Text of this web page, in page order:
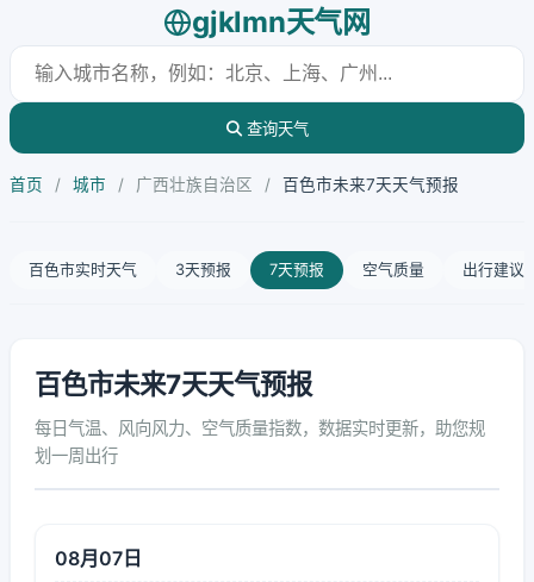
gjklmn天气网
查询天气
首页 / 城市 / 广西壮族自治区 / 百色市未来7天天气预报
百色市实时天气 3天预报 7天预报 空气质量 出行建议
百色市未来7天天气预报
每日气温、风向风力、空气质量指数，数据实时更新，助您规
划一周出行
08月07日